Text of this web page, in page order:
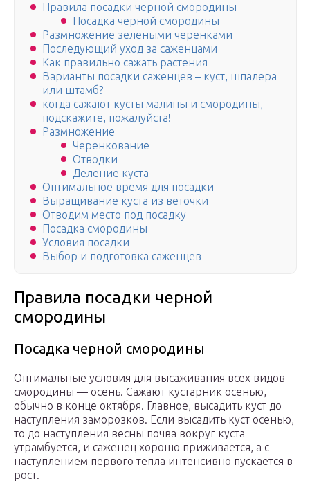
Правила посадки черной смородины
Посадка черной смородины
Размножение зелеными черенками
Последующий уход за саженцами
Как правильно сажать растения
Варианты посадки саженцев – куст, шпалера
или штамб?
когда сажают кусты малины и смородины,
подскажите, пожалуйста!
Размножение
Черенкование
Отводки
Деление куста
Оптимальное время для посадки
Выращивание куста из веточки
Отводим место под посадку
Посадка смородины
Условия посадки
Выбор и подготовка саженцев
Правила посадки черной
смородины
Посадка черной смородины
Оптимальные условия для высаживания всех видов
смородины — осень. Сажают кустарник осенью,
обычно в конце октября. Главное, высадить куст до
наступления заморозков. Если высадить куст осенью,
то до наступления весны почва вокруг куста
утрамбуется, и саженец хорошо приживается, а с
наступлением первого тепла интенсивно пускается в
рост.